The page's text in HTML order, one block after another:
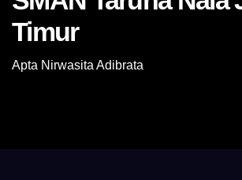
Timur
Apta Nirwasita Adibrata